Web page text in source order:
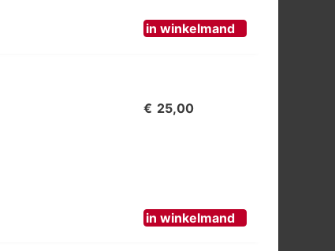
in winkelmand
€ 25,00
in winkelmand